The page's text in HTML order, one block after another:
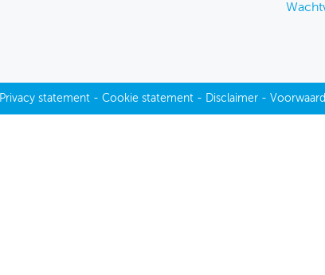
Privacy statement- Cookie statement- Disclaimer-